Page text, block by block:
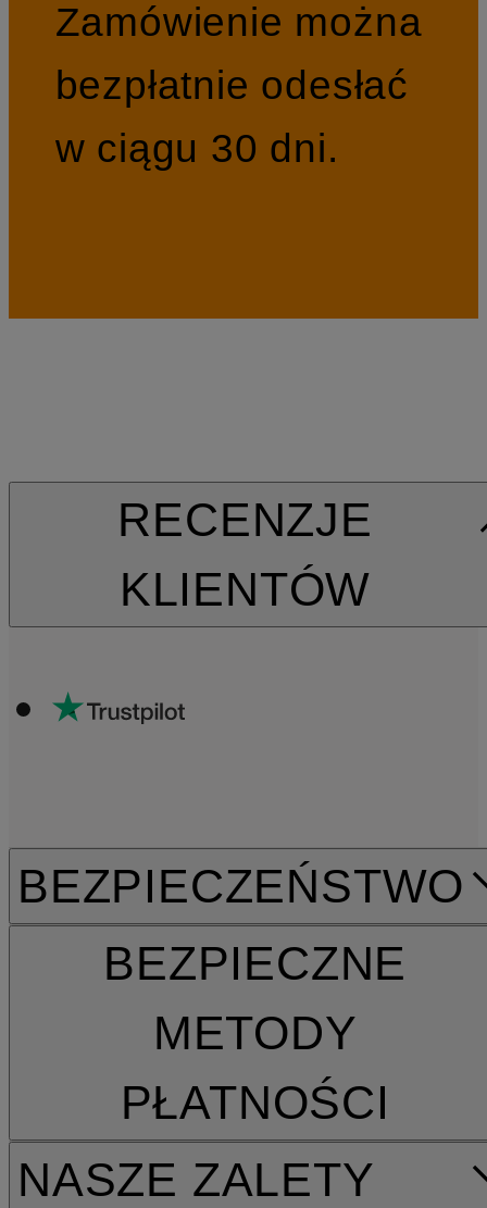
Zamówienie można
bezpłatnie odesłać
w ciągu 30 dni.
RECENZJE
KLIENTÓW
BEZPIECZEŃSTWO
BEZPIECZNE
METODY
PŁATNOŚCI
NASZE ZALETY